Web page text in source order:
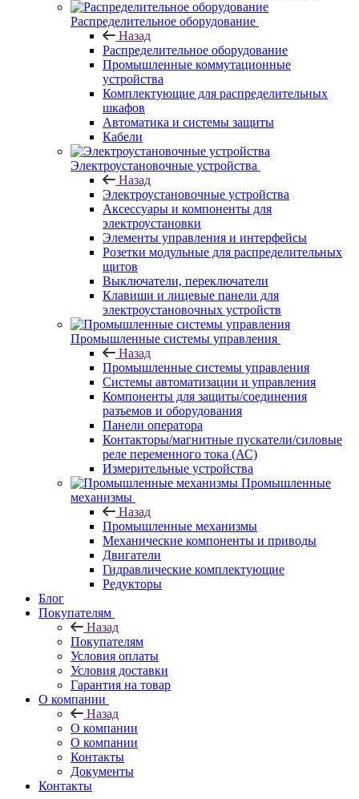
Распределительное оборудование
Назад
Распределительное оборудование
Промышленные коммутационные
устройства
Комплектующие для распределительных
шкафов
Автоматика и системы защиты
Кабели
Электроустановочные устройства
Назад
Электроустановочные устройства
Аксессуары и компоненты для
электроустановки
Элементы управления и интерфейсы
Розетки модульные для распределительных
щитов
Выключатели, переключатели
Клавиши и лицевые панели для
электроустановочных устройств
Промышленные системы управления
Назад
Промышленные системы управления
Системы автоматизации и управления
Компоненты для защиты/соединения
разъемов и оборудования
Панели оператора
Контакторы/магнитные пускатели/силовые
реле переменного тока (АС)
Измерительные устройства
Промышленные
механизмы
Назад
Промышленные механизмы
Механические компоненты и приводы
Двигатели
Гидравлические комплектующие
Редукторы
Блог
Покупателям
Назад
Покупателям
Условия оплаты
Условия доставки
Гарантия на товар
О компании
Назад
О компании
О компании
Контакты
Документы
Контакты